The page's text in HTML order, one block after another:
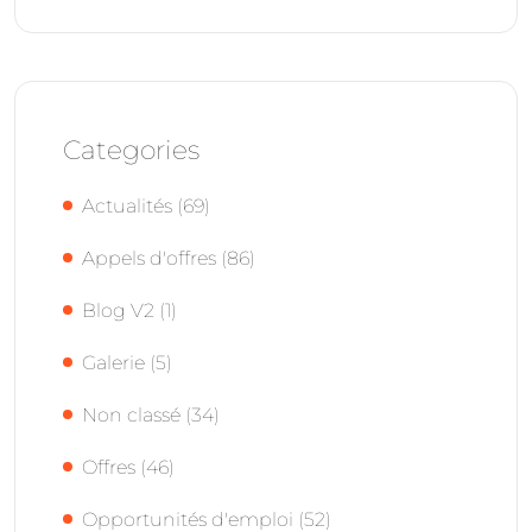
Categories
Actualités (69)
Appels d'offres (86)
Blog V2 (1)
Galerie (5)
Non classé (34)
Offres (46)
Opportunités d'emploi (52)